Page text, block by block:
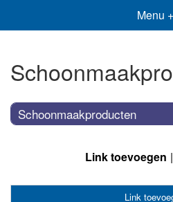
Menu +
Schoonmaakproducten
Link toevoegen
Link